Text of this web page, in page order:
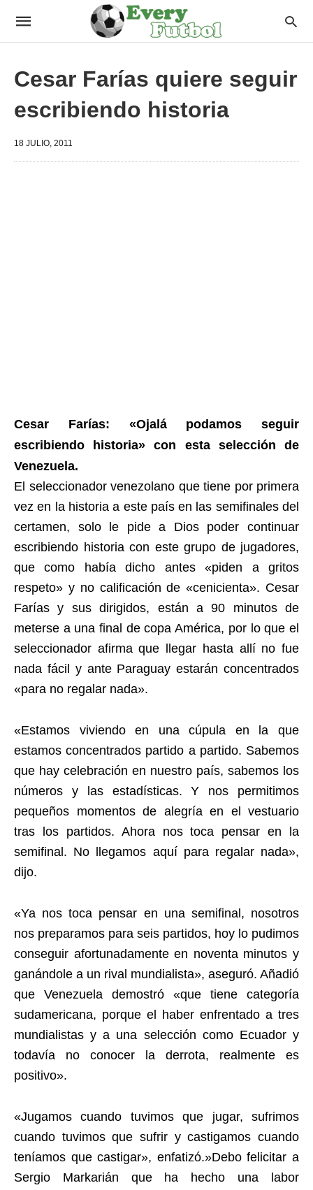
Cesar Farías quiere seguir
escribiendo historia
18 JULIO, 2011
Cesar Farías: «Ojalá podamos seguir
escribiendo historia» con esta selección de
Venezuela.
El seleccionador venezolano que tiene por primera
vez en la historia a este país en las semifinales del
certamen, solo le pide a Dios poder continuar
escribiendo historia con este grupo de jugadores,
que como había dicho antes «piden a gritos
respeto» y no calificación de «cenicienta». Cesar
Farías y sus dirigidos, están a 90 minutos de
meterse a una final de copa América, por lo que el
seleccionador afirma que llegar hasta allí no fue
nada fácil y ante Paraguay estarán concentrados
«para no regalar nada».
«Estamos viviendo en una cúpula en la que
estamos concentrados partido a partido. Sabemos
que hay celebración en nuestro país, sabemos los
números y las estadísticas. Y nos permitimos
pequeños momentos de alegría en el vestuario
tras los partidos. Ahora nos toca pensar en la
semifinal. No llegamos aquí para regalar nada»,
dijo.
«Ya nos toca pensar en una semifinal, nosotros
nos preparamos para seis partidos, hoy lo pudimos
conseguir afortunadamente en noventa minutos y
ganándole a un rival mundialista», aseguró. Añadió
que Venezuela demostró «que tiene categoría
sudamericana, porque el haber enfrentado a tres
mundialistas y a una selección como Ecuador y
todavía no conocer la derrota, realmente es
positivo».
«Jugamos cuando tuvimos que jugar, sufrimos
cuando tuvimos que sufrir y castigamos cuando
teníamos que castigar», enfatizó.»Debo felicitar a
Sergio Markarián que ha hecho una labor